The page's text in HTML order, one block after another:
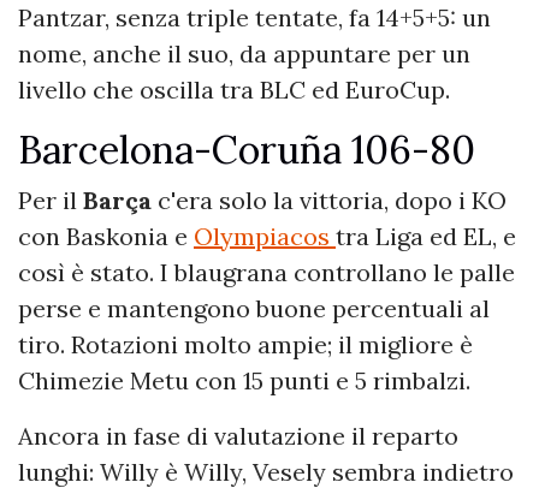
Pantzar, senza triple tentate, fa 14+5+5: un
nome, anche il suo, da appuntare per un
livello che oscilla tra BLC ed EuroCup.
Barcelona-Coruña 106-80
Per il Barça c'era solo la vittoria, dopo i KO
con Baskonia e Olympiacos tra Liga ed EL, e
così è stato. I blaugrana controllano le palle
perse e mantengono buone percentuali al
tiro. Rotazioni molto ampie; il migliore è
Chimezie Metu con 15 punti e 5 rimbalzi.
Ancora in fase di valutazione il reparto
lunghi: Willy è Willy, Vesely sembra indietro